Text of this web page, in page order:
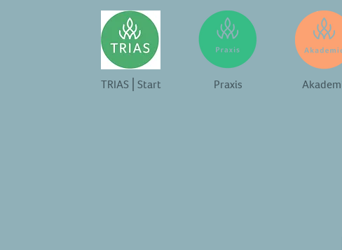
TRIAS⎪Start Praxis